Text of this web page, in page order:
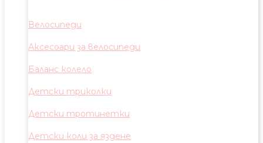
Велосипеди
Аксесоари за велосипеди
Баланс колело
Детски триколки
Детски тротинетки
Детски коли за яздене